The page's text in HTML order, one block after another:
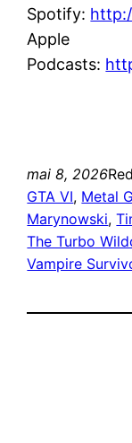
Spotify:
Apple
Podcasts:
mai 8, 2026
GTA VI, Metal
Marynowski,
The Turbo
Vampire